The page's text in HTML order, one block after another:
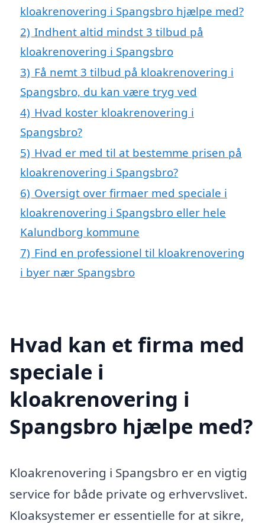
kloakrenovering i Spangsbro hjælpe med?
2) Indhent altid mindst 3 tilbud på
kloakrenovering i Spangsbro
3) Få nemt 3 tilbud på kloakrenovering i
Spangsbro, du kan være tryg ved
4) Hvad koster kloakrenovering i
Spangsbro?
5) Hvad er med til at bestemme prisen på
kloakrenovering i Spangsbro?
6) Oversigt over firmaer med speciale i
kloakrenovering i Spangsbro eller hele
Kalundborg kommune
7) Find en professionel til kloakrenovering
i byer nær Spangsbro
Hvad kan et firma med
speciale i
kloakrenovering i
Spangsbro hjælpe med?
Kloakrenovering i Spangsbro er en vigtig
service for både private og erhvervslivet.
Kloaksystemer er essentielle for at sikre,